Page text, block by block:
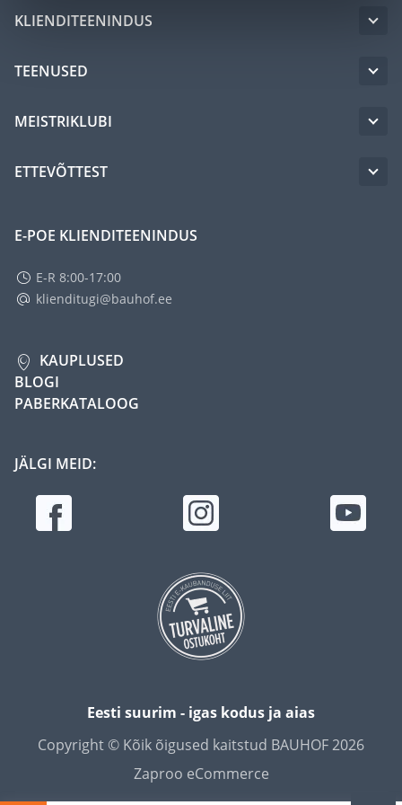
KLIENDITEENINDUS
TEENUSED
MEISTRIKLUBI
ETTEVÕTTEST
E-POE KLIENDITEENINDUS
E-R 8:00-17:00
klienditugi@bauhof.ee
KAUPLUSED
BLOGI
PABERKATALOOG
JÄLGI MEID:
Eesti suurim - igas kodus ja aias
Copyright © Kõik õigused kaitstud BAUHOF 2026
Zaproo eCommerce